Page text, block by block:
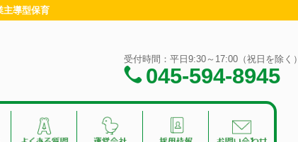
主導型保育
受付時間：平日9:30～17:00（祝日を除く）
045-594-8945